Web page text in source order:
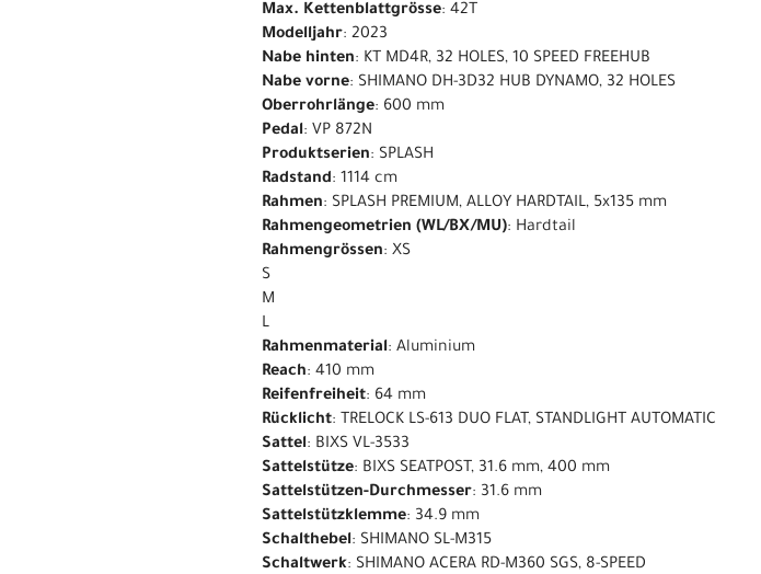
Max. Kettenblattgrösse: 42T
Modelljahr: 2023
Nabe hinten: KT MD4R, 32 HOLES, 10 SPEED FREEHUB
Nabe vorne: SHIMANO DH-3D32 HUB DYNAMO, 32 HOLES
Oberrohrlänge: 600 mm
Pedal: VP 872N
Produktserien: SPLASH
Radstand: 1114 cm
Rahmen: SPLASH PREMIUM, ALLOY HARDTAIL, 5x135 mm
Rahmengeometrien (WL/BX/MU): Hardtail
Rahmengrössen: XS
S
M
L
Rahmenmaterial: Aluminium
Reach: 410 mm
Reifenfreiheit: 64 mm
Rücklicht: TRELOCK LS-613 DUO FLAT, STANDLIGHT AUTOMATIC
Sattel: BIXS VL-3533
Sattelstütze: BIXS SEATPOST, 31.6 mm, 400 mm
Sattelstützen-Durchmesser: 31.6 mm
Sattelstützklemme: 34.9 mm
Schalthebel: SHIMANO SL-M315
Schaltwerk: SHIMANO ACERA RD-M360 SGS, 8-SPEED